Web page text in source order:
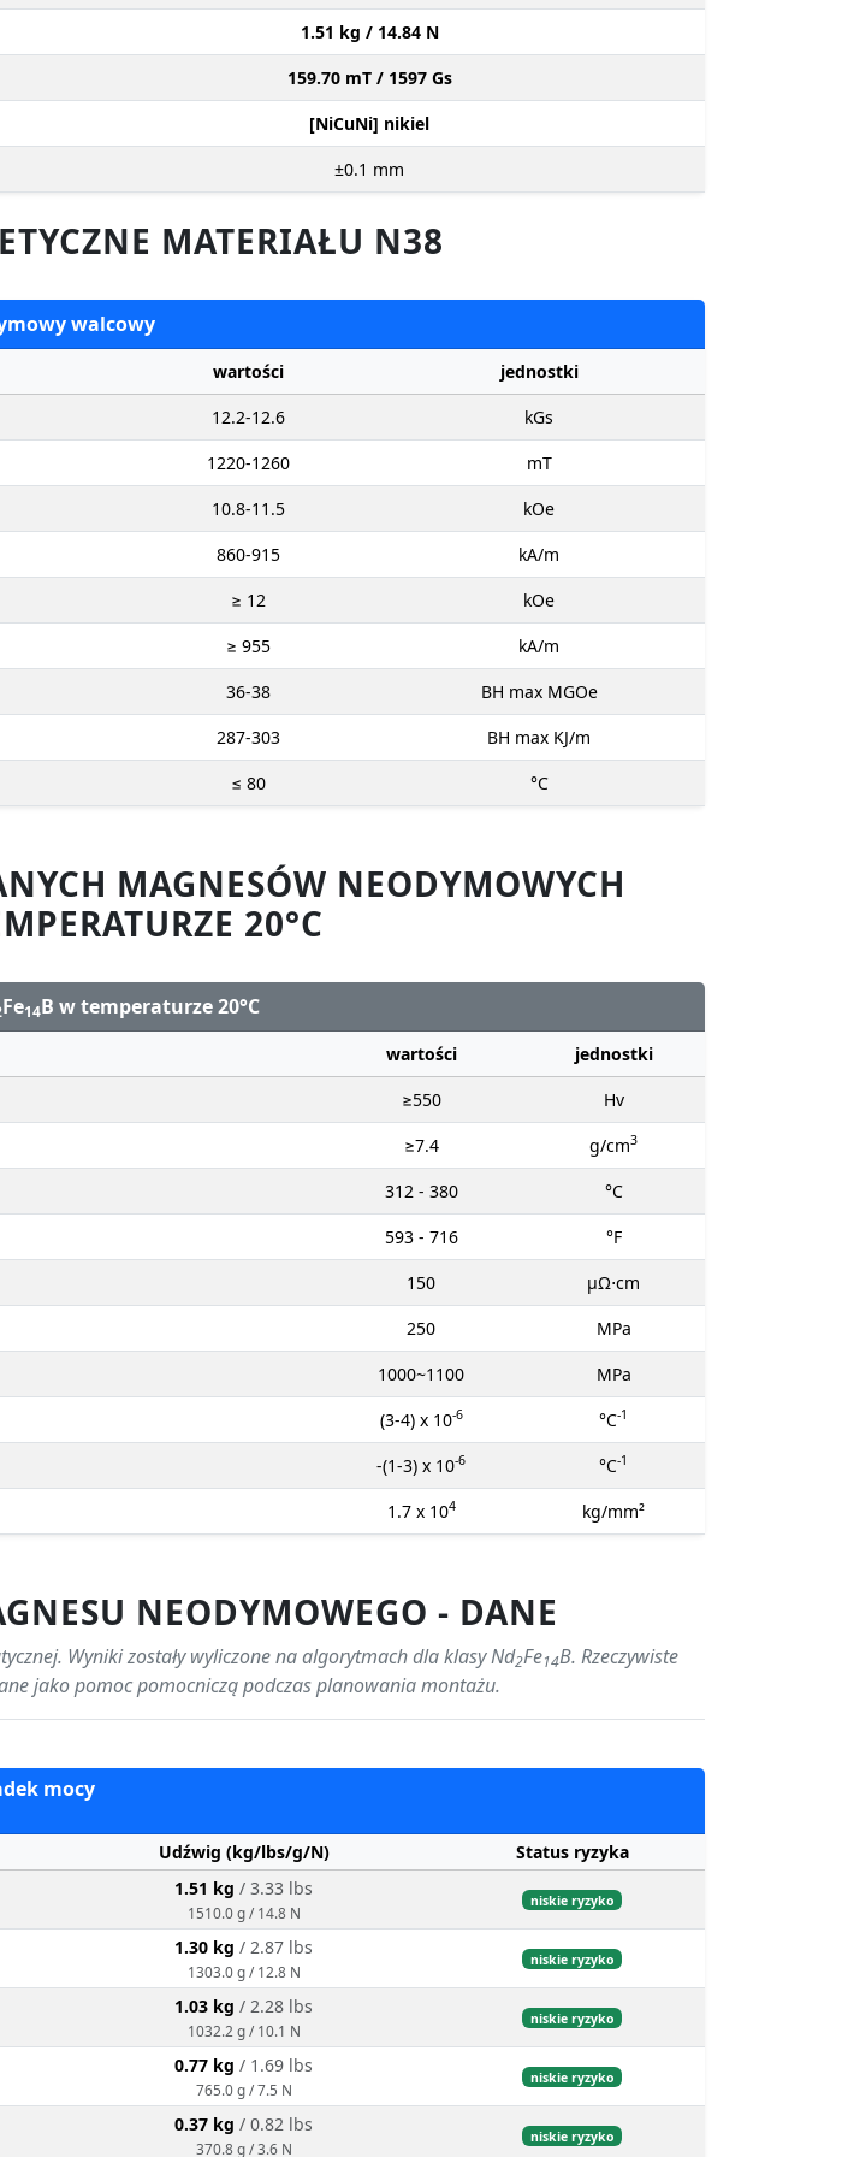
1.51 kg / 14.84 N
159.70 mT / 1597 Gs
[NiCuNi] nikiel
±0.1 mm
MATERIAŁU N38
walcowy
wartości
jednostki
12.2-12.6
kGs
1220-1260
mT
10.8-11.5
kOe
860-915
kA/m
≥ 12
kOe
≥ 955
kA/m
36-38
BH max MGOe
287-303
BH max KJ/m
≤ 80 °C
MAGNESÓW NEODYMOWYCH
20°C
Fe14B w temperaturze 20°C
wartości
jednostki
≥550
Hv
≥7.4 g/cm3
312 - 380
°C
593 - 716
°F
150
μΩ⋅cm
250
MPa
1000~1100
MPa
(3-4) x 10-6 °C-1
-(1-3) x 10-6 °C-1
1.7 x 104 kg/mm²
NEODYMOWEGO - DANE
Wyniki zostały wyliczone na algorytmach dla klasy Nd2Fe14B. Rzeczywiste
jako pomoc pomocniczą podczas planowania montażu.
mocy
Udźwig (kg/lbs/g/N) Status ryzyka
1.51 kg / 3.33 lbs
1510.0 g / 14.8 N
niskie ryzyko
1.30 kg / 2.87 lbs
1303.0 g / 12.8 N
niskie ryzyko
1.03 kg / 2.28 lbs
1032.2 g / 10.1 N
niskie ryzyko
0.77 kg / 1.69 lbs
765.0 g / 7.5 N
niskie ryzyko
0.37 kg / 0.82 lbs
370.8 g / 3.6 N
niskie ryzyko